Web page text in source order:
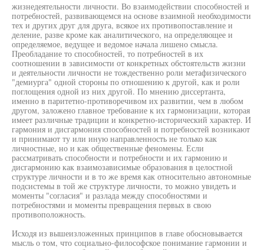
жизнедеятельности личности. Во взаимодействии способностей и
потребностей, развивающемся на основе взаимной необходимости
тех и других друг для друга, всякое их противопоставление и
деление, разве кроме как аналитического, на определяющее и
определяемое, ведущее и ведомое начала лишено смысла.
Преобладание то способностей, то потребностей в их
соотношении в зависимости от конкретных обстоятельств жизни
и деятельности личности не тождественно роли метафизического
"демиурга" одной стороны по отношению к другой, как и роли
поглощения одной из них другой. По мнению диссертанта,
именно в паритетно-противоречивом их развитии, чем в любом
другом, заложено главное требование к их гармонизации, которая
имеет различные традиции и конкретно-исторический характер. И
гармония и дисгармония способностей и потребностей возникают
и принимают ту или иную направленность не только как
личностные, но и как общественные феномены. Если
рассматривать способности и потребности и их гармонию и
дисгармонию как взаимозависимые образования в целостной
структуре личности и в то же время как относительно автономные
подсистемы в той же структуре личности, то можно увидеть и
моменты "согласия" и разлада между способностями и
потребностями и моменты превращения первых в свою
противоположность.
Исходя из вышеизложенных принципов в главе обосновывается
мысль о том, что социально-философское понимание гармонии и